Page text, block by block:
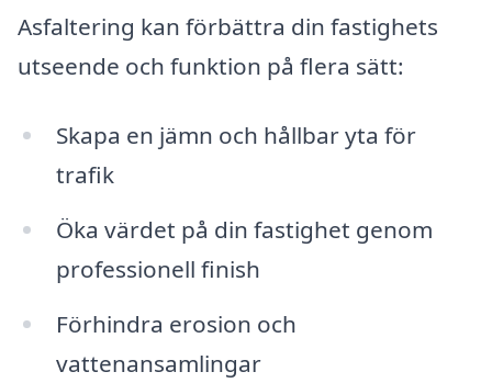
Asfaltering kan förbättra din fastighets
utseende och funktion på flera sätt:
Skapa en jämn och hållbar yta för
trafik
Öka värdet på din fastighet genom
professionell finish
Förhindra erosion och
vattenansamlingar